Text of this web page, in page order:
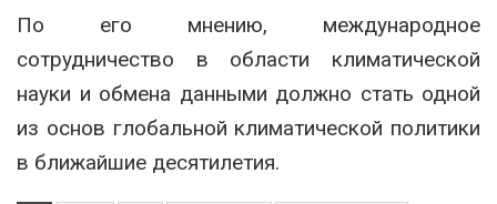
По его мнению, международное
сотрудничество в области климатической
науки и обмена данными должно стать одной
из основ глобальной климатической политики
в ближайшие десятилетия.